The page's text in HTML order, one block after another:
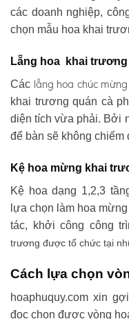
các doanh nghiệp,
chọn mẫu hoa khai
Lẵng hoa khai trương
Các lẵng hoa chúc
khai trương quán cà
diện tích vừa phải. Bởi
để bàn sẽ không chiếm
Kệ hoa mừng khai
Kệ hoa dạng 1,2,3
lựa chọn làm hoa
tác, khởi công công
trương được tổ chức tại
Cách lựa chọn
hoaphuquy.com xin
đọc chọn được vòng